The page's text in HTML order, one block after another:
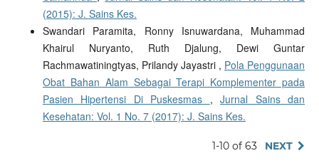
(2015): J. Sains Kes.
Swandari Paramita, Ronny Isnuwardana, Muhammad
Khairul Nuryanto, Ruth Djalung, Dewi Guntar
Rachmawatiningtyas, Prilandy Jayastri , Pola Penggunaan
Obat Bahan Alam Sebagai Terapi Komplementer pada
Pasien Hipertensi Di Puskesmas ,Jurnal Sains dan
Kesehatan: Vol. 1 No. 7 (2017): J. Sains Kes.
1-10 of 63 NEXT